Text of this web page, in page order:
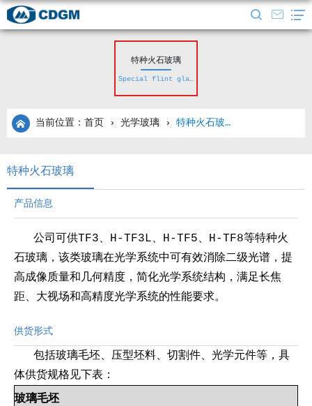
特种火石玻璃
Special flint glass
当前位置：首页 › 光学玻璃 › 特种火石玻璃
特种火石玻璃
产品信息
公司可供TF3、H-TF3L、H-TF5、H-TF8等特种火
石玻璃，该类玻璃在光学系统中可有效消除二级光谱，提
高成像质量和几何精度，简化光学系统结构，满足长焦
距、大视场和高精度光学系统的性能要求。
供货形式
包括玻璃毛坯、压型坯料、切割件、光学元件等，具
体供货规格见下表：
玻璃毛坯